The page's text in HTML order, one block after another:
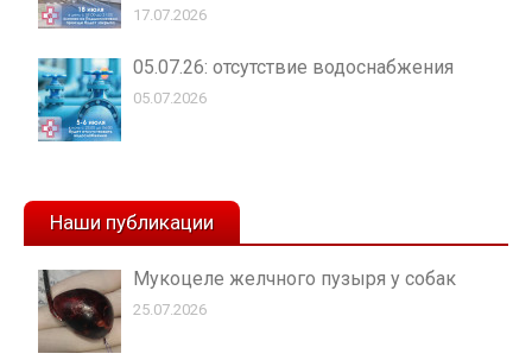
17.07.2026
05.07.26: отсутствие водоснабжения
05.07.2026
Наши публикации
Мукоцеле желчного пузыря у собак
25.07.2026